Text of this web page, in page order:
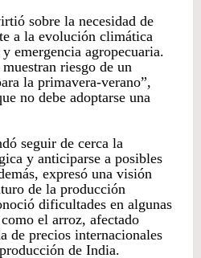
sobre la necesidad de
a la evolución climática
emergencia agropecuaria.
riesgo de un
la primavera-verano”,
no debe adoptarse una
seguir de cerca la
y anticiparse a posibles
expresó una visión
de la producción
dificultades en algunas
el arroz, afectado
de precios internacionales
de India.